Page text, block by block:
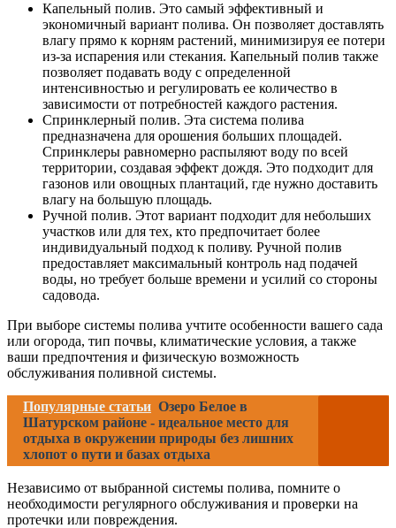
Капельный полив. Это самый эффективный и
экономичный вариант полива. Он позволяет доставлять
влагу прямо к корням растений, минимизируя ее потери
из-за испарения или стекания. Капельный полив также
позволяет подавать воду с определенной
интенсивностью и регулировать ее количество в
зависимости от потребностей каждого растения.
Спринклерный полив. Эта система полива
предназначена для орошения больших площадей.
Спринклеры равномерно распыляют воду по всей
территории, создавая эффект дождя. Это подходит для
газонов или овощных плантаций, где нужно доставить
влагу на большую площадь.
Ручной полив. Этот вариант подходит для небольших
участков или для тех, кто предпочитает более
индивидуальный подход к поливу. Ручной полив
предоставляет максимальный контроль над подачей
воды, но требует больше времени и усилий со стороны
садовода.
При выборе системы полива учтите особенности вашего сада
или огорода, тип почвы, климатические условия, а также
ваши предпочтения и физическую возможность
обслуживания поливной системы.
Популярные статьи Озеро Белое в
Шатурском районе - идеальное место для
отдыха в окружении природы без лишних
хлопот о пути и базах отдыха
Независимо от выбранной системы полива, помните о
необходимости регулярного обслуживания и проверки на
протечки или повреждения.